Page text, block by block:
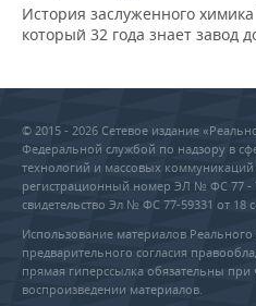
История заслуженного
который 32 года знает завод
© 2015 - 2026 Сетевое издание
Федеральной службой по надзору в
технологий и массовых коммуникаций
регистрационный номер ЭЛ № ФС 77 -
свидетельство Эл № ФС 77-59331 от 18
Использование материалов
предварительного согласия
прямая гиперссылка обязательны
воспроизведении материалов.